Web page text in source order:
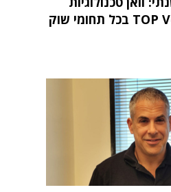
דורגה כ-TOP Vendor בכל תחומי שוק